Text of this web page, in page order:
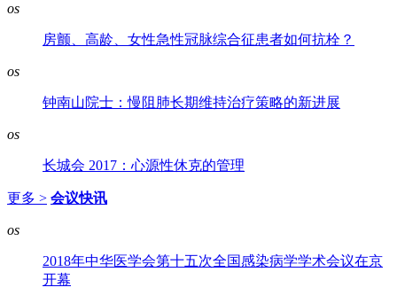
os
房颤、高龄、女性急性冠脉综合征患者如何抗栓？
os
钟南山院士：慢阻肺长期维持治疗策略的新进展
os
长城会 2017：心源性休克的管理
更多 > 会议快讯
os
2018年中华医学会第十五次全国感染病学学术会议在京
开幕